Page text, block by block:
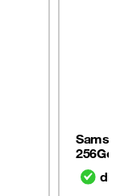
256Go